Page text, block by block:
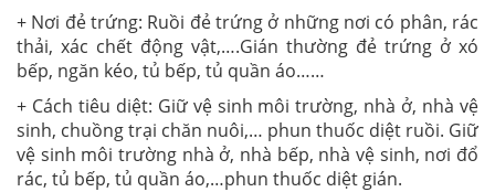
+ Nơi đẻ trứng: Ruồi đẻ trứng ở những nơi có phân, rác
thải, xác chết động vật,….Gián thường đẻ trứng ở xó
bếp, ngăn kéo, tủ bếp, tủ quần áo……
+ Cách tiêu diệt: Giữ vệ sinh môi trường, nhà ở, nhà vệ
sinh, chuồng trại chăn nuôi,… phun thuốc diệt ruồi. Giữ
vệ sinh môi trường nhà ở, nhà bếp, nhà vệ sinh, nơi đổ
rác, tủ bếp, tủ quần áo,…phun thuốc diệt gián.